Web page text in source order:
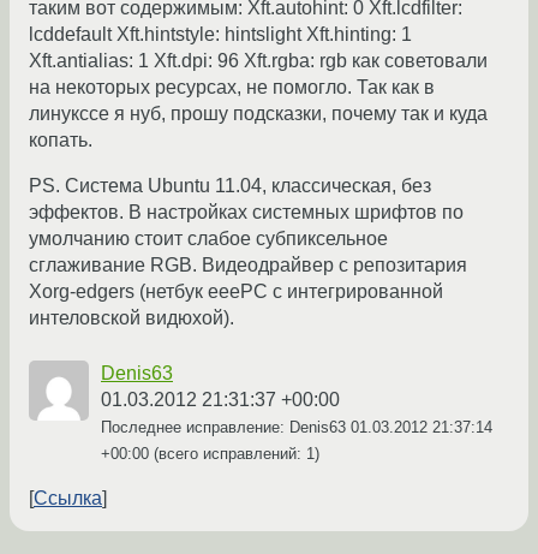
таким вот содержимым: Xft.autohint: 0 Xft.lcdfilter:
lcddefault Xft.hintstyle: hintslight Xft.hinting: 1
Xft.antialias: 1 Xft.dpi: 96 Xft.rgba: rgb как советовали
на некоторых ресурсах, не помогло. Так как в
линукссе я нуб, прошу подсказки, почему так и куда
копать.
PS. Система Ubuntu 11.04, классическая, без
эффектов. В настройках системных шрифтов по
умолчанию стоит слабое субпиксельное
сглаживание RGB. Видеодрайвер с репозитария
Xorg-edgers (нетбук eeePC с интегрированной
интеловской видюхой).
Denis63
01.03.2012 21:31:37 +00:00
Последнее исправление: Denis63 01.03.2012 21:37:14
+00:00 (всего исправлений: 1)
Ссылка